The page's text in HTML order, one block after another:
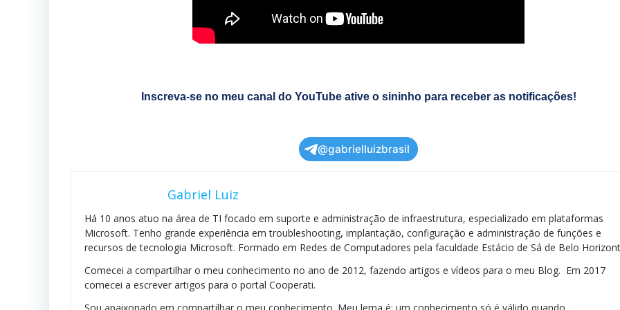
Inscreva-se no meu canal do YouTube ative o sininho para receber as notificações!
@gabrielluizbrasil
Gabriel Luiz
Há 10 anos atuo na área de TI focado em suporte e administração de infraestrutura, especializado em plataformas
Microsoft. Tenho grande experiência em troubleshooting, implantação, configuração e administração de funções e
recursos de tecnologia Microsoft. Formado em Redes de Computadores pela faculdade Estácio de Sá de Belo
Comecei a compartilhar o meu conhecimento no ano de 2012, fazendo artigos e vídeos para o meu Blog. Em 2017
comecei a escrever artigos para o portal Cooperati.